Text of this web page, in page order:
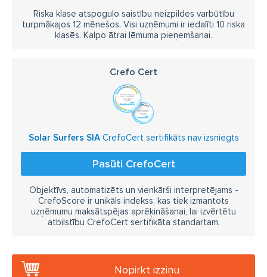
Riska klase atspoguļo saistību neizpildes varbūtību
turpmākajos 12 mēnešos. Visi uzņēmumi ir iedalīti 10 riska
klasēs. Kalpo ātrai lēmuma pieņemšanai.
Crefo Cert
Solar Surfers SIACrefoCert sertifikāts nav izsniegts
Pasūti CrefoCert
Objektīvs, automatizēts un vienkārši interpretējams -
CrefoScore ir unikāls indekss, kas tiek izmantots
uzņēmumu maksātspējas aprēķināšanai, lai izvērtētu
atbilstību CrefoCert sertifikāta standartam.
Nopirkt izziņu